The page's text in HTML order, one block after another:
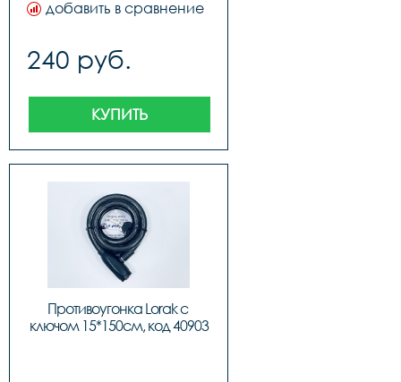
добавить в сравнение
240 руб.
КУПИТЬ
Противоугонка Lorak с
ключом 15*150см, код 40903